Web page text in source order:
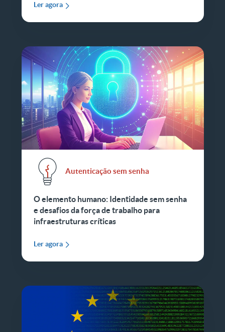
Ler agora
Autenticação sem senha
O elemento humano: Identidade sem senha
e desafios da força de trabalho para
infraestruturas críticas
Ler agora